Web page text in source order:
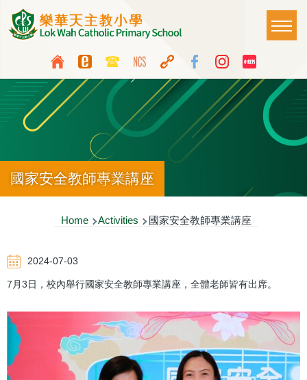
Skip to main content
Top
Media
Icon
Button
Language
switcher
Main
國家安全教師專業講座
Breadcrumb
Home Activities 國家安全教師專業講座
2024-07-03
7月3日，校內舉行國家安全教師專業講座，全體老師皆有出席。